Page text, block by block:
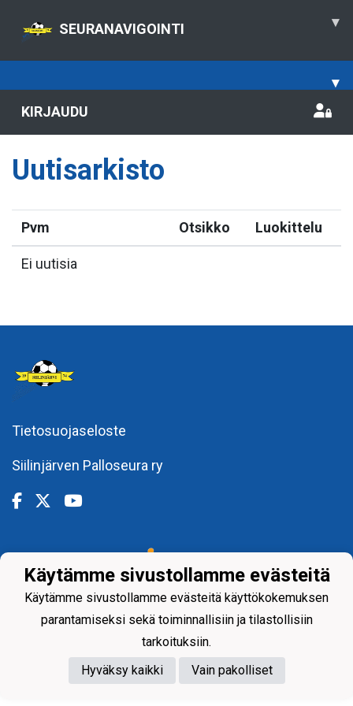
SEURANAVIGOINTI ▾
▾
KIRJAUDU
Uutisarkisto
Pvm Otsikko Luokittelu
Ei uutisia
Tietosuojaseloste
Siilinjärven Palloseura ry
Käytämme sivustollamme evästeitä
Käytämme sivustollamme evästeitä käyttökokemuksen
parantamiseksi sekä toiminnallisiin ja tilastollisiin
tarkoituksiin.
Hyväksy kaikki
Vain pakolliset